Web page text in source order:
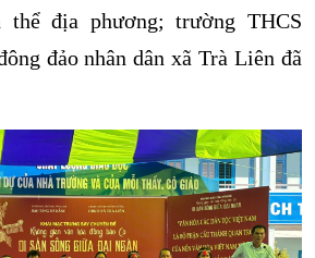
thể địa phương; trường THCS
đảo nhân dân xã Trà Liên đã